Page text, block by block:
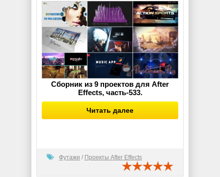
Сборник из 9 проектов для After
Effects, часть-533.
Читать далее
Футажи / Проекты After Effects